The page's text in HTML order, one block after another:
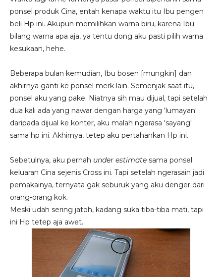
ponsel produk Cina, entah kenapa waktu itu Ibu pengen
beli Hp ini. Akupun memilihkan warna biru, karena Ibu
bilang warna apa aja, ya tentu dong aku pasti pilih warna
kesukaan, hehe.
Beberapa bulan kemudian, Ibu bosen [mungkin] dan
akhirnya ganti ke ponsel merk lain. Semenjak saat itu,
ponsel aku yang pake. Niatnya sih mau dijual, tapi setelah
dua kali ada yang nawar dengan harga yang 'lumayan'
daripada dijual ke konter, aku malah ngerasa 'sayang'
sama hp ini. Akhirnya, tetep aku pertahankan Hp ini.
Sebetulnya, aku pernah under estimate sama ponsel
keluaran Cina sejenis Cross ini. Tapi setelah ngerasain jadi
pemakainya, ternyata gak seburuk yang aku denger dari
orang-orang kok.
Meski udah sering jatoh, kadang suka tiba-tiba mati, tapi
ini Hp tetep aja awet.